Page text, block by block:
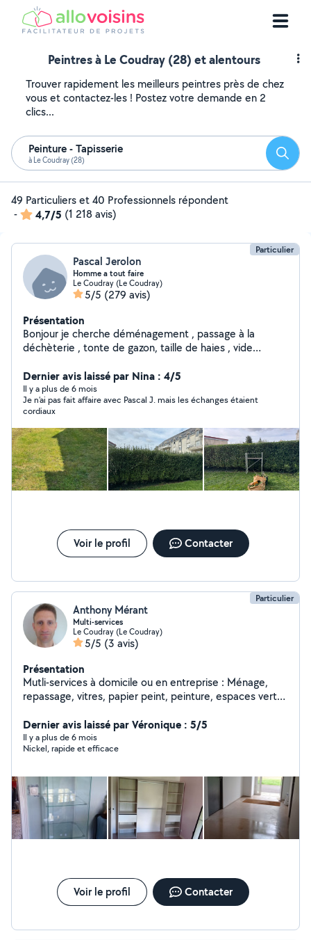
Peintres à Le Coudray (28) et alentours
Trouver rapidement les meilleurs peintres près de chez
vous et contactez-les ! Postez votre demande en 2
clics...
Peinture - Tapisserie
à Le Coudray (28)
49 Particuliers et 40 Professionnels répondent
-
4,7/5 (1 218 avis)
Particulier
Pascal Jerolon
Homme a tout faire
Le Coudray (Le Coudray)
5/5 (279 avis)
Présentation
Bonjour je cherche déménagement , passage à la
déchèterie , tonte de gazon, taille de haies , vide
Dernier avis laissé par Nina : 4/5
Il y a plus de 6 mois
Je n’ai pas fait affaire avec Pascal J. mais les échanges étaient
cordiaux
Voir le profil Contacter
Particulier
Anthony Mérant
Multi-services
Le Coudray (Le Coudray)
5/5 (3 avis)
Présentation
Mutli-services à domicile ou en entreprise : Ménage,
repassage, vitres, papier peint, peinture, espaces verts,
Dernier avis laissé par Véronique : 5/5
Il y a plus de 6 mois
Nickel, rapide et efficace
Voir le profil Contacter